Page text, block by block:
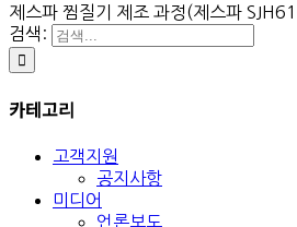
제스파 찜질기 제조 과정(제스파
검색:
카테고리
고객지원
공지사항
미디어
언론보도